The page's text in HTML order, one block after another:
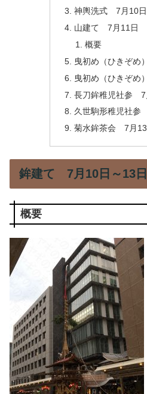
神輿洗式 7月10日
山建て 7月11日
概要
曳初め（ひきぞめ
曳初め（ひきぞめ
長刀鉾稚児社参 7
久世駒形稚児社参
菊水鉾茶会 7月13
鉾建て 7月10日～13日
概要